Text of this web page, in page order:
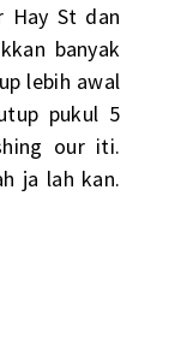
Hay St dan
banyak
lebih awal
pukul 5
our iti.
ja lah kan.